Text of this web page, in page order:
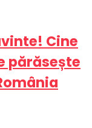
Cine
părăsește